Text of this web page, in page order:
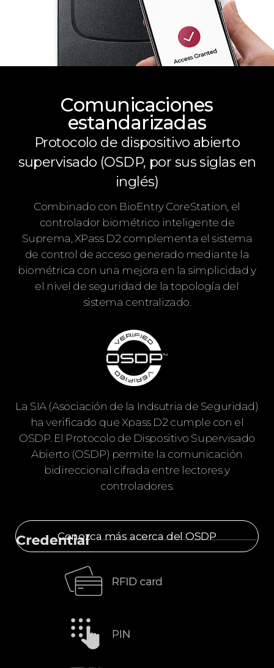
Comunicaciones
estandarizadas
Protocolo de dispositivo abierto
supervisado (OSDP, por sus siglas en
inglés)
Combinado con BioEntry CoreStation, el
controlador biométrico inteligente de
Suprema, XPass D2 complementa el sistema
de control de acceso generado mediante la
biométrica con una mejora en la simplicidad y
el nivel de seguridad de la topología del
sistema centralizado.
La SIA (Asociación de la Indsutria de Seguridad)
ha verificado que Xpass D2 cumple con el
OSDP. El Protocolo de Dispositivo Supervisado
Abierto (OSDP) permite la comunicación
bidireccional cifrada entre lectores y
controladores.
Conozca más acerca del OSDP